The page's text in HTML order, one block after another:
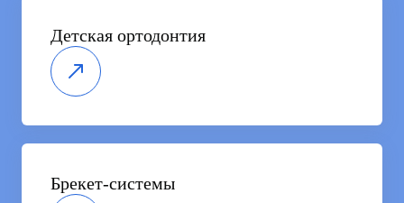
Детская ортодонтия
Брекет-системы